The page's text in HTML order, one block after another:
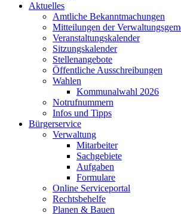
Aktuelles
Amtliche Bekanntmachungen
Mitteilungen der
Veranstaltungskalender
Sitzungskalender
Stellenangebote
Öffentliche Ausschreibungen
Wahlen
Kommunalwahl 2026
Notrufnummern
Infos und Tipps
Bürgerservice
Verwaltung
Mitarbeiter
Sachgebiete
Aufgaben
Formulare
Online Serviceportal
Rechtsbehelfe
Planen & Bauen